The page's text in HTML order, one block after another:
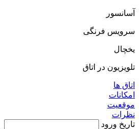
آسانسور
سرویس فرنگی
یخچال
تلویزیون در اتاق
اتاق ها
امکانات
موقعیت
نظرات
تاریخ ورود